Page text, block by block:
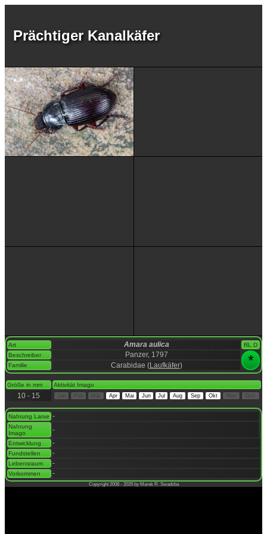
Prächtiger Kanalkäfer
Art Amara aulica
RL D
Beschreiber
Panzer, 1797 *
Familie Carabidae (Laufkäfer)
Größe in mm Aktivität Imago
10 - 15 Apr Mai Jun Jul Aug Sep Okt Dez
Nahrung Larve -
Nahrung
Imago
-
Entwicklung -
Fundstellen -
Lebensraum -
Vorkommen -
Copyright 2008 - 2026 by Marek R. Swadzba